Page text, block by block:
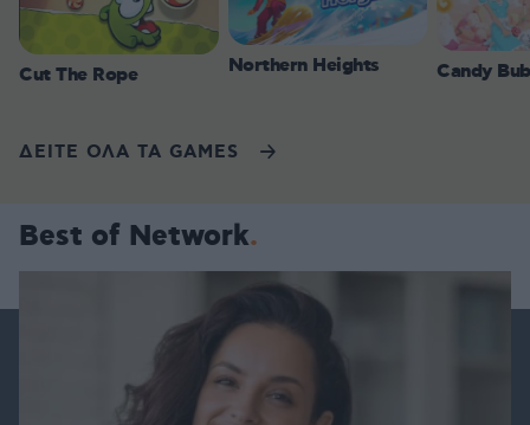
Cut The Rope Northern Heights Candy
ΔΕΙΤΕ ΟΛΑ ΤΑ GAMES
Best of Network